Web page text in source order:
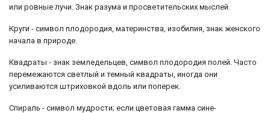
или ровные лучи. Знак разума и просветительских мыслей.
Круги - символ плодородия, материнства, изобилия, знак женского
начала в природе.
Квадраты - знак земледельцев, символ плодородия полей. Часто
перемежаются светлый и темный квадраты, иногда они
усиливаются штриховкой вдоль или поперек.
Спираль - символ мудрости; если цветовая гамма сине-